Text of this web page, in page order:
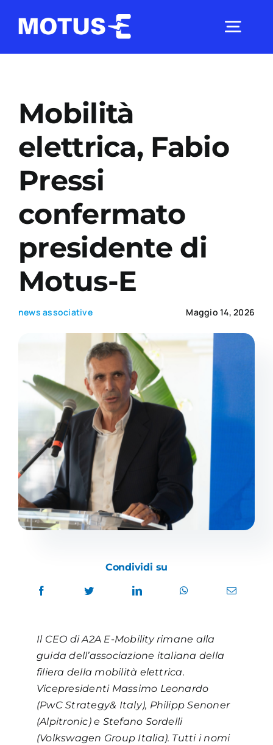
Studi e ricerche
Analisi di mercato
Utilità
Comunicati Stampa
Mobilità
elettrica, Fabio
Pressi
confermato
presidente di
Motus-E
news associative Maggio 14, 2026
Condividi su
Il CEO di A2A E-Mobility rimane alla
guida dell’associazione italiana della
filiera della mobilità elettrica.
Vicepresidenti Massimo Leonardo
(PwC Strategy& Italy), Philipp Senoner
(Alpitronic) e Stefano Sordelli
(Volkswagen Group Italia). Tutti i nomi